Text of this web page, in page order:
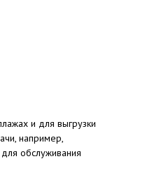
и для выгрузки
например,
обслуживания